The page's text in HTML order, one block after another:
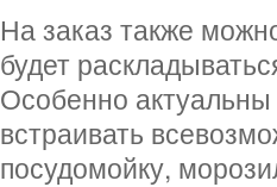
На заказ также
будет
Особенно
встраивать
посудомойку,